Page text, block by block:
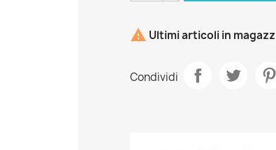
 Ultimi articoli in
Condividi